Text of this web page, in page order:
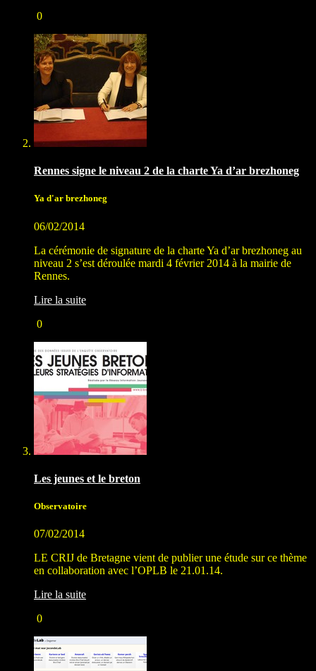
0
Rennes signe le niveau 2 de la charte Ya d’ar brezhoneg
Ya d'ar brezhoneg
06/02/2014
La cérémonie de signature de la charte Ya d’ar brezhoneg au
niveau 2 s’est déroulée mardi 4 février 2014 à la mairie de
Rennes.
Lire la suite
0
Les jeunes et le breton
Observatoire
07/02/2014
LE CRIJ de Bretagne vient de publier une étude sur ce thème
en collaboration avec l’OPLB le 21.01.14.
Lire la suite
0